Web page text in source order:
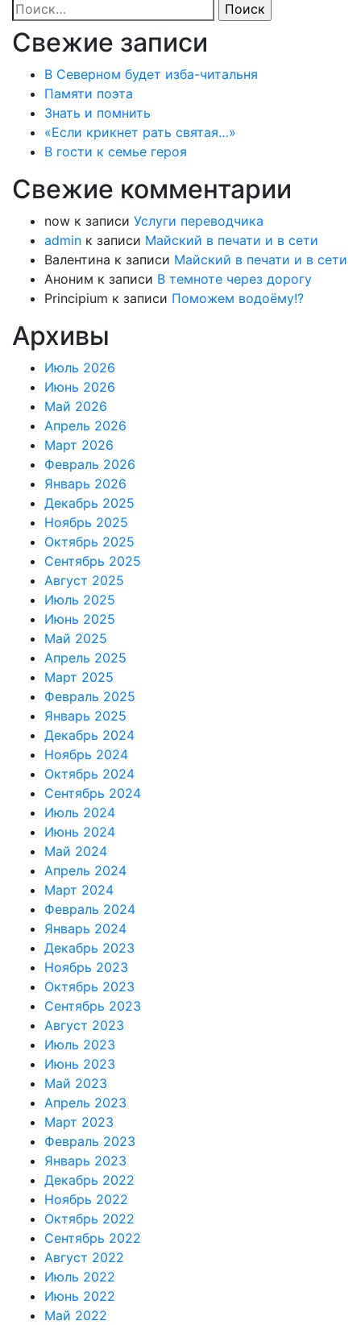
Найти:
Свежие записи
В Северном будет изба-читальня
Памяти поэта
Знать и помнить
«Если крикнет рать святая…»
В гости к семье героя
Свежие комментарии
now к записи Услуги переводчика
admin к записи Майский в печати и в сети
Валентина к записи Майский в печати и в сети
Аноним к записи В темноте через дорогу
Principium к записи Поможем водоёму!?
Архивы
Июль 2026
Июнь 2026
Май 2026
Апрель 2026
Март 2026
Февраль 2026
Январь 2026
Декабрь 2025
Ноябрь 2025
Октябрь 2025
Сентябрь 2025
Август 2025
Июль 2025
Июнь 2025
Май 2025
Апрель 2025
Март 2025
Февраль 2025
Январь 2025
Декабрь 2024
Ноябрь 2024
Октябрь 2024
Сентябрь 2024
Июль 2024
Июнь 2024
Май 2024
Апрель 2024
Март 2024
Февраль 2024
Январь 2024
Декабрь 2023
Ноябрь 2023
Октябрь 2023
Сентябрь 2023
Август 2023
Июль 2023
Июнь 2023
Май 2023
Апрель 2023
Март 2023
Февраль 2023
Январь 2023
Декабрь 2022
Ноябрь 2022
Октябрь 2022
Сентябрь 2022
Август 2022
Июль 2022
Июнь 2022
Май 2022